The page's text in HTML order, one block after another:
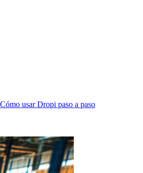
Cómo usar Dropi paso a paso